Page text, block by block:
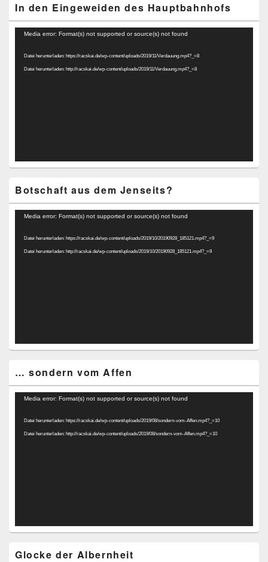
In den Eingeweiden des Hauptbahnhofs
Video-
Media error: Format(s) not supported or source(s) not found
Datei herunterladen: https://racskai.de/wp-content/uploads/2019/11/Verdauung.mp4?_=8
Datei herunterladen: http://racskai.de/wp-content/uploads/2019/11/Verdauung.mp4?_=8
Botschaft aus dem Jenseits?
Video-
Media error: Format(s) not supported or source(s) not found
Datei herunterladen: https://racskai.de/wp-content/uploads/2019/10/20190928_185121.mp4?_=9
Datei herunterladen: http://racskai.de/wp-content/uploads/2019/10/20190928_185121.mp4?_=9
… sondern vom Affen
Video-
Media error: Format(s) not supported or source(s) not found
Datei herunterladen: https://racskai.de/wp-content/uploads/2019/08/sondern-vom-Affen.mp4?_=10
Datei herunterladen: http://racskai.de/wp-content/uploads/2019/08/sondern-vom-Affen.mp4?_=10
Glocke der Albernheit